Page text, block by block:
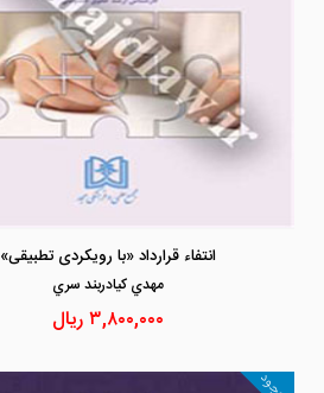
انتفاء قرارداد «با رویکردی تطبیقی»
مهدي كيادربند سري
۳,۸۰۰,۰۰۰ریال